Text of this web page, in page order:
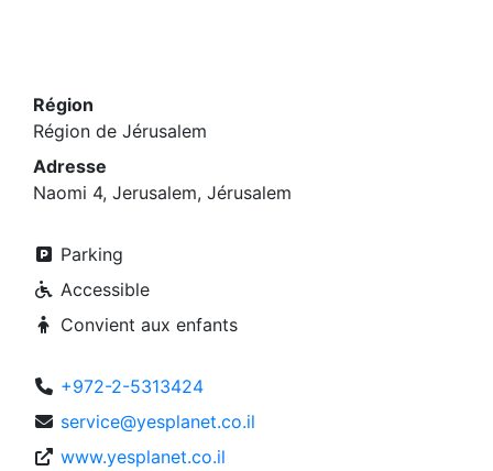
Région
Région de Jérusalem
Adresse
Naomi 4, Jerusalem, Jérusalem
Parking
Accessible
Convient aux enfants
+972-2-5313424
service@yesplanet.co.il
www.yesplanet.co.il